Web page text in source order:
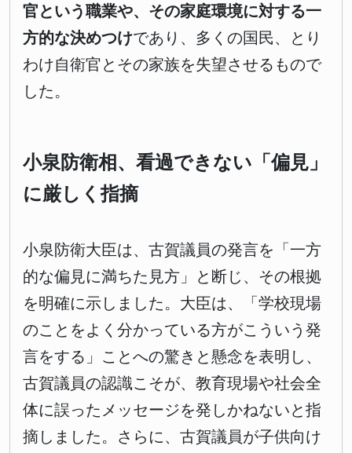
官という職業や、その家庭環境に対する一
方的な決めつけであり、多くの国民、とり
わけ自衛官とその家族を失望させるもので
した。
小泉防衛相、看過できない「偏見」
に厳しく指摘
小泉防衛大臣は、古賀議員の発言を「一方
的な偏見に満ちた見方」と断じ、その根拠
を明確に示しました。大臣は、「学校現場
のことをよく分かっている方がこういう発
言をする」ことへの驚きと懸念を表明し、
古賀議員の認識こそが、教育現場や社会全
体に誤ったメッセージを発しかねないと指
摘しました。さらに、古賀議員が子供向け